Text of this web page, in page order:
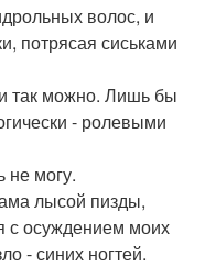
волос, и
потрясая сиськами
так можно. Лишь бы
- ролевыми
не могу.
лысой пизды,
с осуждением моих
- синих ногтей.